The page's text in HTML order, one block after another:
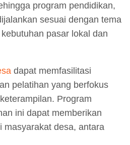
program pendidikan,
sesuai dengan tema
pasar lokal dan
dapat memfasilitasi
pelatihan yang berfokus
Program
ini dapat memberikan
masyarakat desa, antara